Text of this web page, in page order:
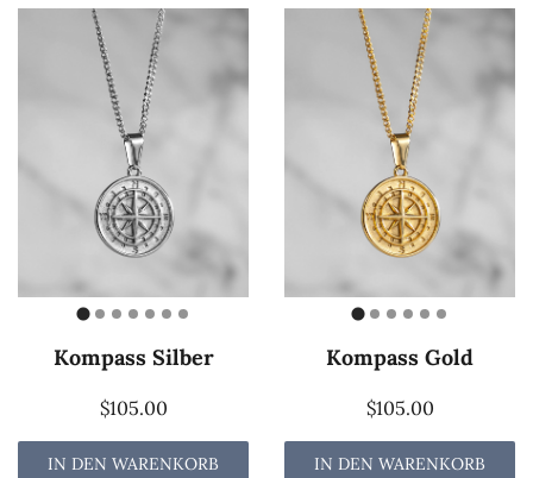
Kompass Silber
$105.00
IN DEN WARENKORB
Kompass Gold
$105.00
IN DEN WARENKORB